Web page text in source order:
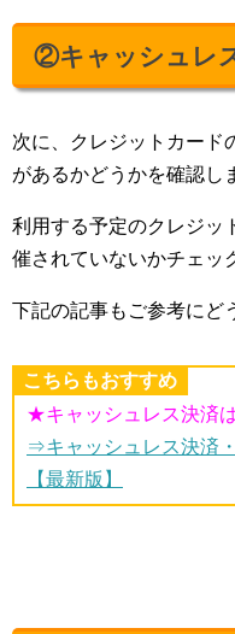
②キャッシュレ
次に、クレジットカード
があるかどうかを確認し
利用する予定のクレジッ
催されていないかチェッ
下記の記事もご参考にど
こちらもおすすめ
★キャッシュレス決済
⇒キャッシュレス決済
【最新版】